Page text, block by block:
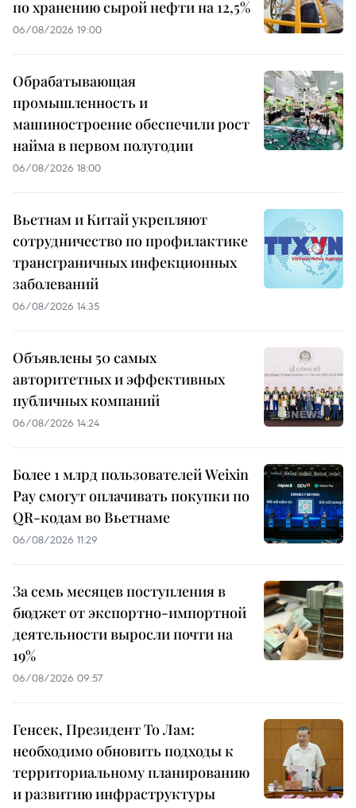
по хранению сырой нефти на 12,5%
06/08/2026 19:00
Обрабатывающая
промышленность и
машиностроение обеспечили рост
найма в первом полугодии
06/08/2026 18:00
Вьетнам и Китай укрепляют
сотрудничество по профилактике
трансграничных инфекционных
заболеваний
06/08/2026 14:35
Объявлены 50 самых
авторитетных и эффективных
публичных компаний
06/08/2026 14:24
Более 1 млрд пользователей Weixin
Pay смогут оплачивать покупки по
QR-кодам во Вьетнаме
06/08/2026 11:29
За семь месяцев поступления в
бюджет от экспортно-импортной
деятельности выросли почти на
19%
06/08/2026 09:57
Генсек, Президент То Лам:
необходимо обновить подходы к
территориальному планированию
и развитию инфраструктуры